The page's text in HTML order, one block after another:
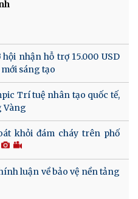
nhận hỗ trợ 15.000 USD
sáng tạo
Trí tuệ nhân tạo quốc tế,
Vàng
khỏi đám cháy trên phố
luận về bảo vệ nền tảng